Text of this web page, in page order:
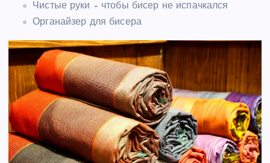
Чистые руки – чтобы бисер не испачкался
Органайзер для бисера